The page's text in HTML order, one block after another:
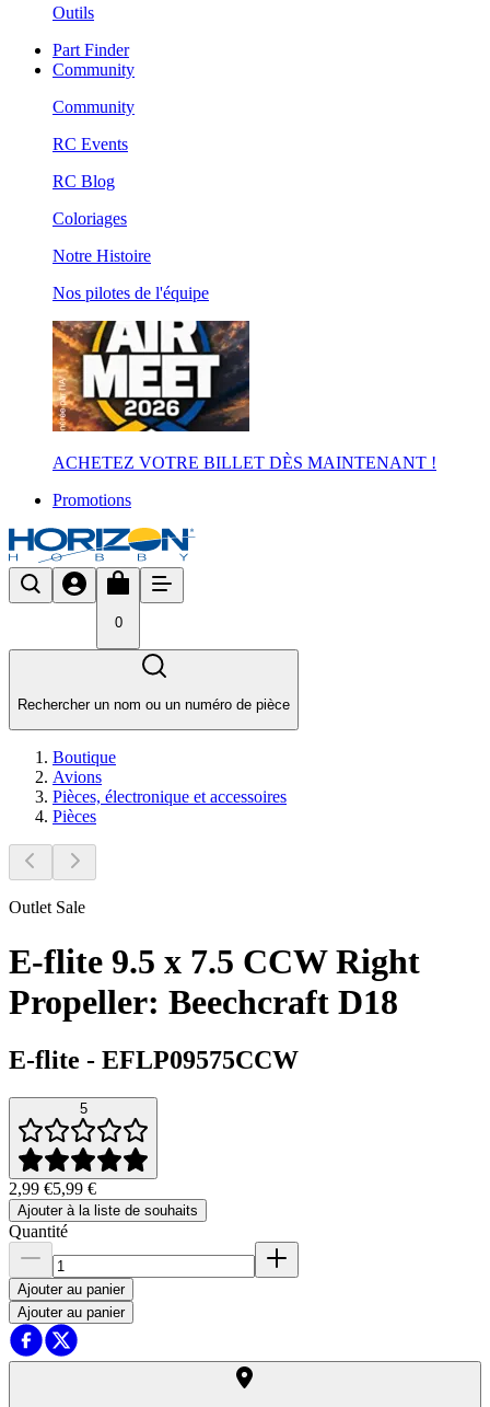
Outils
Part Finder
Community
Community
RC Events
RC Blog
Coloriages
Notre Histoire
Nos pilotes de l'équipe
ACHETEZ VOTRE BILLET DÈS MAINTENANT !
Promotions
0
Rechercher un nom ou un numéro de pièce
Boutique
Avions
Pièces, électronique et accessoires
Pièces
Outlet Sale
E-flite 9.5 x 7.5 CCW Right
Propeller: Beechcraft D18
E-flite - EFLP09575CCW
5
2,99 €5,99 €
Ajouter à la liste de souhaits
Quantité
Ajouter au panier
Ajouter au panier